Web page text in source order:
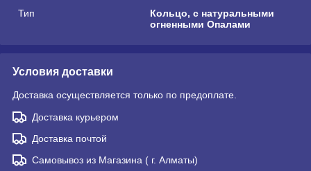
Тип
Кольцо, с натуральными
огненными Опалами
Условия доставки
Доставка осуществляется только по предоплате.
Доставка курьером
Доставка почтой
Самовывоз из Магазина ( г. Алматы)